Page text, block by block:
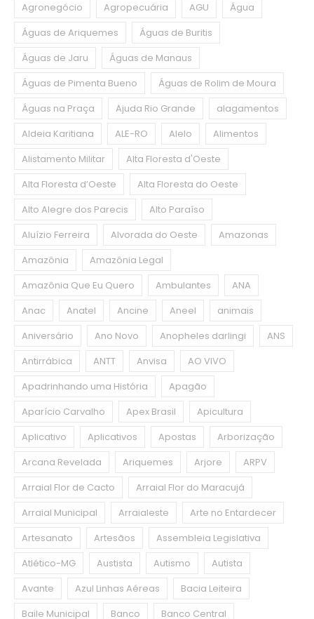
Agronegócio
Agropecuária AGU
Água
Águas de Ariquemes
Águas de Buritis
Águas de Jaru
Águas de Manaus
Águas de Pimenta Bueno
Águas de Rolim de Moura
Águas na Praça
Ajuda Rio Grande
alagamentos
Aldeia Karitiana
ALE-RO Alelo
Alimentos
Alistamento Militar
Alta Floresta d'Oeste
Alta Floresta d’Oeste
Alta Floresta do Oeste
Alto Alegre dos Parecis
Alto Paraíso
Aluízio Ferreira
Alvorada do Oeste
Amazonas
Amazônia
Amazônia Legal
Amazônia Que Eu Quero
Ambulantes
ANA
Anac
Anatel Ancine Aneel
animais
Aniversário
Ano Novo Anopheles darlingi
ANS
Antirrábica
ANTT Anvisa
AO VIVO
Apadrinhando uma História
Apagão
Aparício Carvalho
Apex Brasil
Apicultura
Aplicativo
Aplicativos Apostas
Arborização
Arcana Revelada
Ariquemes Arjore
ARPV
Arraial Flor de Cacto
Arraial Flor do Maracujá
Arraial Municipal
Arraialeste
Arte no Entardecer
Artesanato
Artesãos
Assembleia Legislativa
Atlético-MG
Austista Autismo
Autista
Avante
Azul Linhas Aéreas
Bacia Leiteira
Baile Municipal
Banco Banco Central